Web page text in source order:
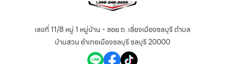
เลขที่ 11/8 หมู่ 1 หมู่บ้าน - ซอย ถ. เลี่ยงเมืองชลบุรี ตำบล
บ้านสวน อำเภอเมืองชลบุรี ชลบุรี 20000